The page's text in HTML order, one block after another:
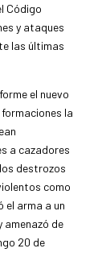
Código
y ataques
las últimas
el nuevo
la
a cazadores
destrozos
como
el arma a un
amenazó de
20 de